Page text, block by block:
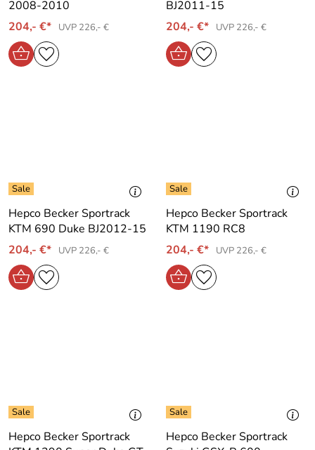
2008-2010
204,- €*
UVP 226,- €
BJ2011-15
204,- €*
UVP 226,- €
Hepco Becker Sportrack
KTM 690 Duke BJ2012-15
204,- €*
UVP 226,- €
Hepco Becker Sportrack
KTM 1190 RC8
204,- €*
UVP 226,- €
Hepco Becker Sportrack
Hepco Becker Sportrack